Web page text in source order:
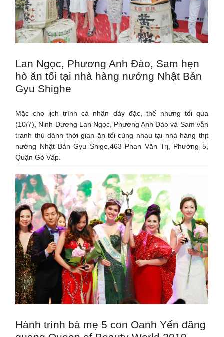
Lan Ngọc, Phương Anh Đào, Sam hẹn
hò ăn tối tại nhà hàng nướng Nhật Bản
Gyu Shighe
Mặc cho lịch trình cá nhân dày đặc, thế nhưng tối qua
(10/7), Ninh Dương Lan Ngọc, Phương Anh Đào và Sam vẫn
tranh thủ dành thời gian ăn tối cùng nhau tại nhà hàng thịt
nướng Nhật Bản Gyu Shige,463 Phan Văn Trị, Phường 5,
Quận Gò Vấp.
Hành trình bà mẹ 5 con Oanh Yến đăng